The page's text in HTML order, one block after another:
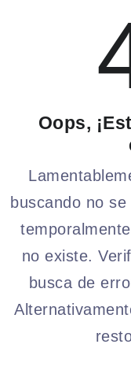
Oops,
buscando no
no existe.
busca de